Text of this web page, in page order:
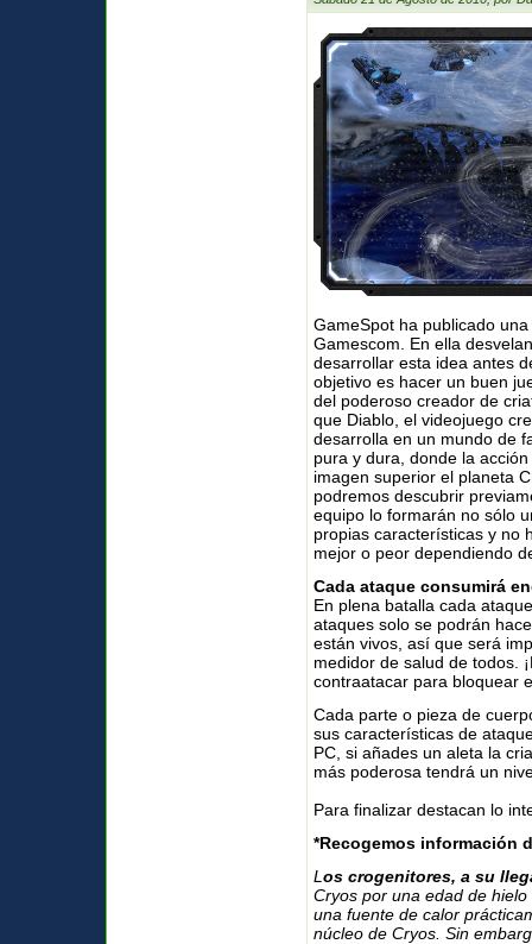
GameSpot ha publicado
Gamescom. En ella
desarrollar esta idea antes
objetivo es hacer un buen
del poderoso creador de
que Diablo, el videojuego
desarrolla en un mundo de
pura y dura, donde la
imagen superior el planeta
podremos descubrir
equipo lo formarán no sólo
propias características y no
mejor o peor dependiendo
Cada ataque consumirá
En plena batalla cada
ataques solo se podrán
están vivos, así que será
medidor de salud de todos.
contraatacar para bloquear
Cada parte o pieza de
sus características de
PC, si añades un aleta la
más poderosa tendrá un
Para finalizar destacan lo
*Recogemos información
L os crogenitores, a su
Cryos por una edad de
una fuente de calor
núcleo de Cryos. Sin